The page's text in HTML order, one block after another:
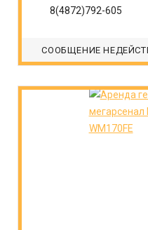
8(4872)792-605
СООБЩЕНИЕ